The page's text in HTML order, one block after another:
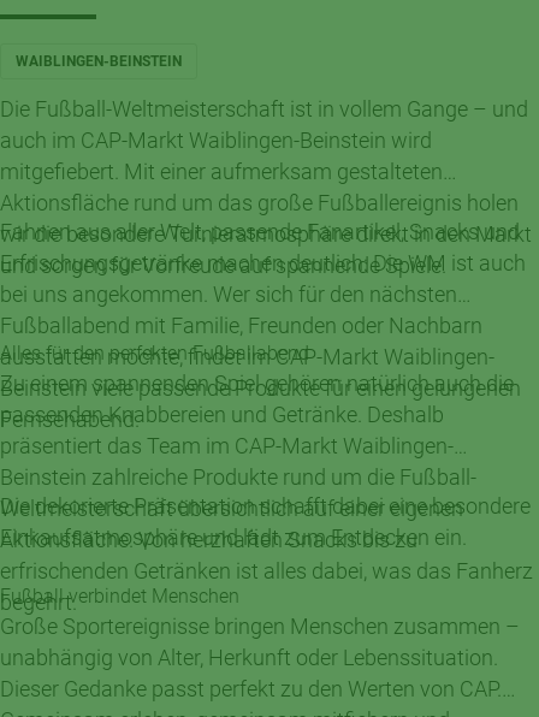
WAIBLINGEN-BEINSTEIN
Die Fußball-Weltmeisterschaft ist in vollem Gange – und
auch im CAP-Markt Waiblingen-Beinstein wird
mitgefiebert. Mit einer aufmerksam gestalteten
Aktionsfläche rund um das große Fußballereignis holen
wir die besondere Turnieratmosphäre direkt in den Markt
und sorgen für Vorfreude auf spannende Spiele.
Fahnen aus aller Welt, passende Fanartikel, Snacks und
Erfrischungsgetränke machen deutlich: Die WM ist auch
bei uns angekommen. Wer sich für den nächsten
Fußballabend mit Familie, Freunden oder Nachbarn
ausstatten möchte, findet im CAP-Markt Waiblingen-
Beinstein viele passende Produkte für einen gelungenen
Fernsehabend.
Alles für den perfekten Fußballabend
Zu einem spannenden Spiel gehören natürlich auch die
passenden Knabbereien und Getränke. Deshalb
präsentiert das Team im CAP-Markt Waiblingen-
Beinstein zahlreiche Produkte rund um die Fußball-
Weltmeisterschaft übersichtlich auf einer eigenen
Aktionsfläche. Von herzhaften Snacks bis zu
erfrischenden Getränken ist alles dabei, was das Fanherz
begehrt.
Die dekorierte Präsentation schafft dabei eine besondere
Einkaufsatmosphäre und lädt zum Entdecken ein.
Fußball verbindet Menschen
Große Sportereignisse bringen Menschen zusammen –
unabhängig von Alter, Herkunft oder Lebenssituation.
Dieser Gedanke passt perfekt zu den Werten von CAP.